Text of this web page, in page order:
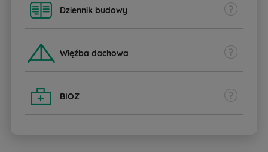
Dziennik budowy
Więźba dachowa
BIOZ